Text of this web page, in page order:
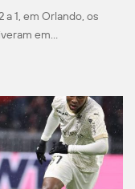
a 1, em Orlando, os
em…